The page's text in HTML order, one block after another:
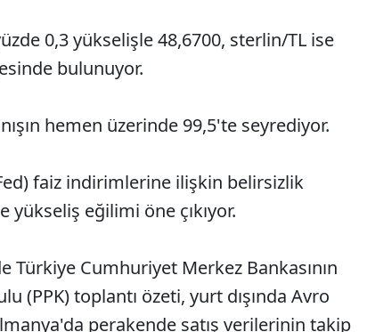
0,3 yükselişle 48,6700, sterlin/TL ise
bulunuyor.
hemen üzerinde 99,5'te seyrediyor.
faiz indirimlerine ilişkin belirsizlik
eğilimi öne çıkıyor.
Türkiye Cumhuriyet Merkez Bankasının
(PPK) toplantı özeti, yurt dışında Avro
perakende satış verilerinin takip